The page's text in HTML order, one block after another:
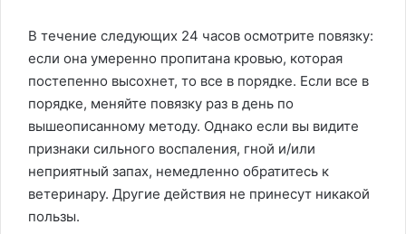
В течение следующих 24 часов осмотрите повязку:
если она умеренно пропитана кровью, которая
постепенно высохнет, то все в порядке. Если все в
порядке, меняйте повязку раз в день по
вышеописанному методу. Однако если вы видите
признаки сильного воспаления, гной и/или
неприятный запах, немедленно обратитесь к
ветеринару. Другие действия не принесут никакой
пользы.